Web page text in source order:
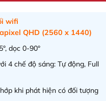
wifi
QHD (2560 x 1440)
dọc 0-90°
4 chế độ sáng: Tự động, Full
khi phát hiện có đối tượng